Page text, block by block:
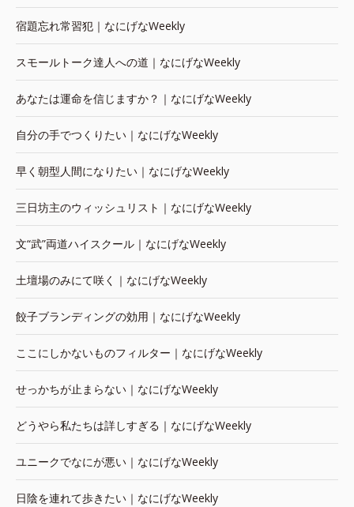
宿題忘れ常習犯｜なにげなWeekly
スモールトーク達人への道｜なにげなWeekly
あなたは運命を信じますか？｜なにげなWeekly
自分の手でつくりたい｜なにげなWeekly
早く朝型人間になりたい｜なにげなWeekly
三日坊主のウィッシュリスト｜なにげなWeekly
文“武”両道ハイスクール｜なにげなWeekly
土壇場のみにて咲く｜なにげなWeekly
餃子ブランディングの効用｜なにげなWeekly
ここにしかないものフィルター｜なにげなWeekly
せっかちが止まらない｜なにげなWeekly
どうやら私たちは詳しすぎる｜なにげなWeekly
ユニークでなにが悪い｜なにげなWeekly
日陰を連れて歩きたい｜なにげなWeekly